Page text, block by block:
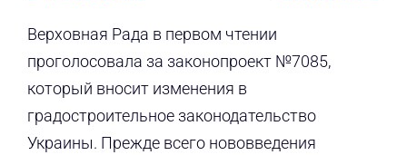
Верховная Рада в первом чтении
проголосовала за законопроект №7085,
который вносит изменения в
градостроительное законодательство
Украины. Прежде всего нововведения